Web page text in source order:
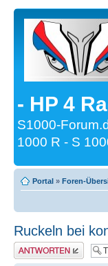
- HP 4
S1000-
1000 R - S
Portal » Foren-
Ruckeln bei
Antwort erstellen